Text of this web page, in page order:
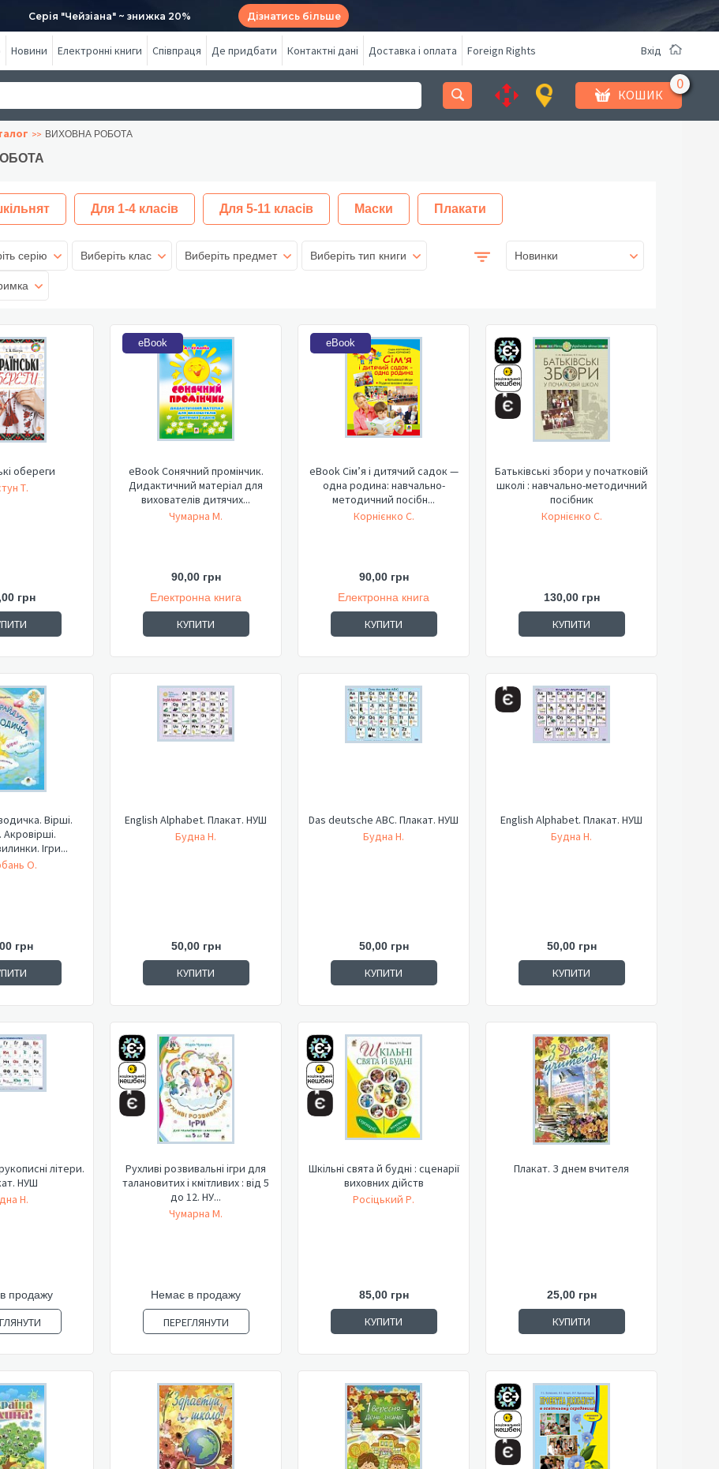
Серія "Чейзіана" ~ знижка 20% Дізнатись більше
Новини Електронні книги Співпраця Де придбати Контактні дані Доставка і оплата Foreign Rights Вхід
КОШИК
ВИХОВНА РОБОТА
Для 1-4 класів Для 5-11 класів Маски Плакати
серію Виберіть клас Виберіть предмет Виберіть тип книги Новинки
обереги
Т.
грн
eBook
eBook Сонячний промінчик.
Дидактичний матеріал для
вихователів дитячих...
Чумарна М.
90,00 грн
Електронна книга
КУПИТИ
eBook
eBook Сім’я і дитячий садок —
одна родина: навчально-
методичний посібн...
Корнієнко С.
90,00 грн
Електронна книга
КУПИТИ
Батьківські збори у початковій
школі : навчально-методичний
посібник
Корнієнко С.
130,00 грн
КУПИТИ
Вірші.
Акровірші.
Ігри...
О.
грн
English Alphabet. Плакат. НУШ
Будна Н.
50,00 грн
КУПИТИ
Das deutsche ABC. Плакат. НУШ
Будна Н.
50,00 грн
КУПИТИ
English Alphabet. Плакат. НУШ
Будна Н.
50,00 грн
КУПИТИ
літери.
НУШ
Н.
продажу
Рухливі розвивальні ігри для
талановитих і кмітливих : від 5
до 12. НУ...
Чумарна М.
Немає в продажу
ПЕРЕГЛЯНУТИ
Шкільні свята й будні : сценарії
виховних дійств
Росіцький Р.
85,00 грн
КУПИТИ
Плакат. З днем вчителя
25,00 грн
КУПИТИ